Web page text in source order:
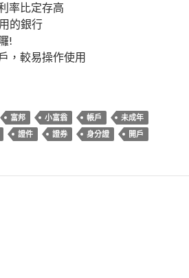
率比定存高
的銀行
!
，較易操作使用
。第一次開證券帳戶
富邦 小富翁 帳戶
未成年
證件 證券 身分證 開戶